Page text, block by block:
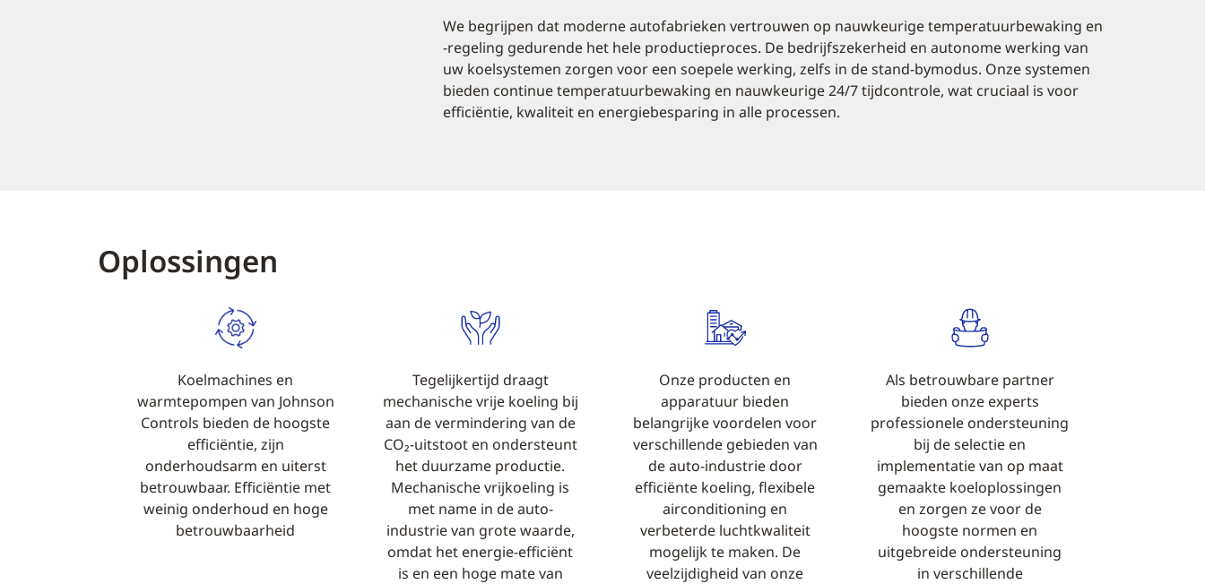
We begrijpen dat moderne autofabrieken vertrouwen op nauwkeurige temperatuurbewaking en
-regeling gedurende het hele productieproces. De bedrijfszekerheid en autonome werking van
uw koelsystemen zorgen voor een soepele werking, zelfs in de stand-bymodus. Onze systemen
bieden continue temperatuurbewaking en nauwkeurige 24/7 tijdcontrole, wat cruciaal is voor
efficiëntie, kwaliteit en energiebesparing in alle processen.
Oplossingen
Koelmachines en
warmtepompen van Johnson
Controls bieden de hoogste
efficiëntie, zijn
onderhoudsarm en uiterst
betrouwbaar. Efficiëntie met
weinig onderhoud en hoge
betrouwbaarheid
Tegelijkertijd draagt
mechanische vrije koeling bij
aan de vermindering van de
CO₂-uitstoot en ondersteunt
het duurzame productie.
Mechanische vrijkoeling is
met name in de auto-
industrie van grote waarde,
omdat het energie-efficiënt
is en een hoge mate van
Onze producten en
apparatuur bieden
belangrijke voordelen voor
verschillende gebieden van
de auto-industrie door
efficiënte koeling, flexibele
airconditioning en
verbeterde luchtkwaliteit
mogelijk te maken. De
veelzijdigheid van onze
Als betrouwbare partner
bieden onze experts
professionele ondersteuning
bij de selectie en
implementatie van op maat
gemaakte koeloplossingen
en zorgen ze voor de
hoogste normen en
uitgebreide ondersteuning
in verschillende